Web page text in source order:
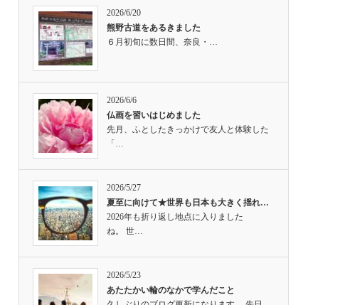
2026/6/20
熊野古道をあるきました
６月初旬に数日間、奈良・…
2026/6/6
仏画を習いはじめました
先月、ふとしたきっかけで友人と体験した
「…
2026/5/27
夏至に向けて★世界も日本も大きく揺れ…
2026年も折り返し地点に入りました
ね。 世…
2026/5/23
あたたかい輪のなかで学んだこと